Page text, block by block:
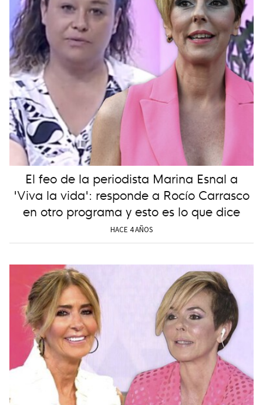
El feo de la periodista Marina Esnal a
'Viva la vida': responde a Rocío Carrasco
en otro programa y esto es lo que dice
HACE 4 AÑOS